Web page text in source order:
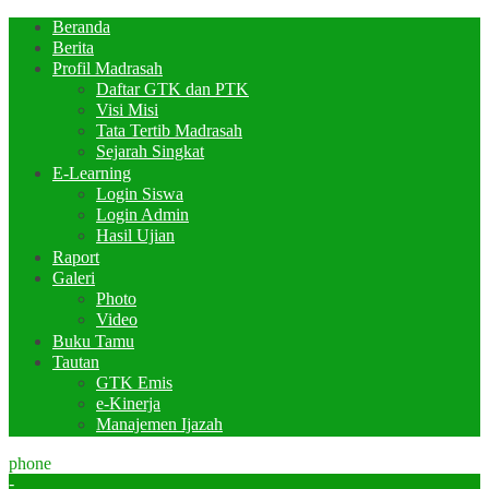
Beranda
Berita
Profil Madrasah
Daftar GTK dan PTK
Visi Misi
Tata Tertib Madrasah
Sejarah Singkat
E-Learning
Login Siswa
Login Admin
Hasil Ujian
Raport
Galeri
Photo
Video
Buku Tamu
Tautan
GTK Emis
e-Kinerja
Manajemen Ijazah
phone
-